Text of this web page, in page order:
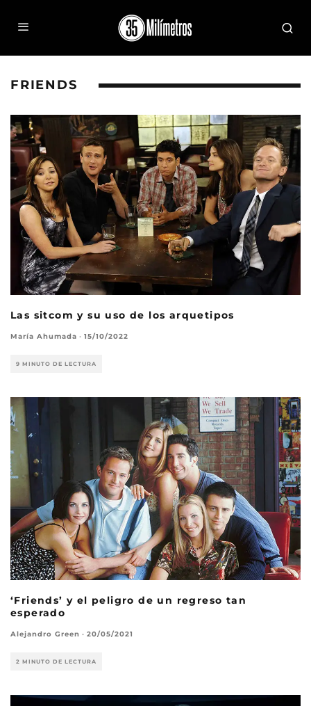
FRIENDS
Las sitcom y su uso de los arquetipos
María Ahumada · 15/10/2022
9 MINUTO DE LECTURA
‘Friends’ y el peligro de un regreso tan
esperado
Alejandro Green · 20/05/2021
2 MINUTO DE LECTURA